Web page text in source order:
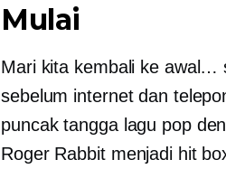
Mulai
Mari kita kembali ke awal…
sebelum internet dan
puncak tangga lagu pop
Roger Rabbit menjadi hit